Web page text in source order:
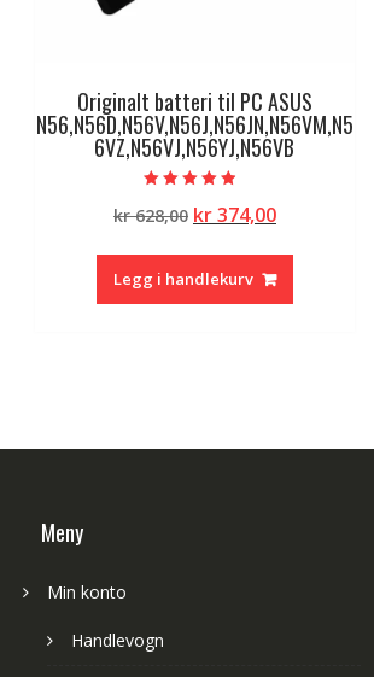
Originalt batteri til PC ASUS
N56,N56D,N56V,N56J,N56JN,N56VM,N5
6VZ,N56VJ,N56YJ,N56VB
4.50
av 5
kr628,00 Opprinnelig
var:
kr 628,00.
kr374,00Nåværende
kr 374,00.
Legg i handlekurv
Meny
Min konto
Handlevogn